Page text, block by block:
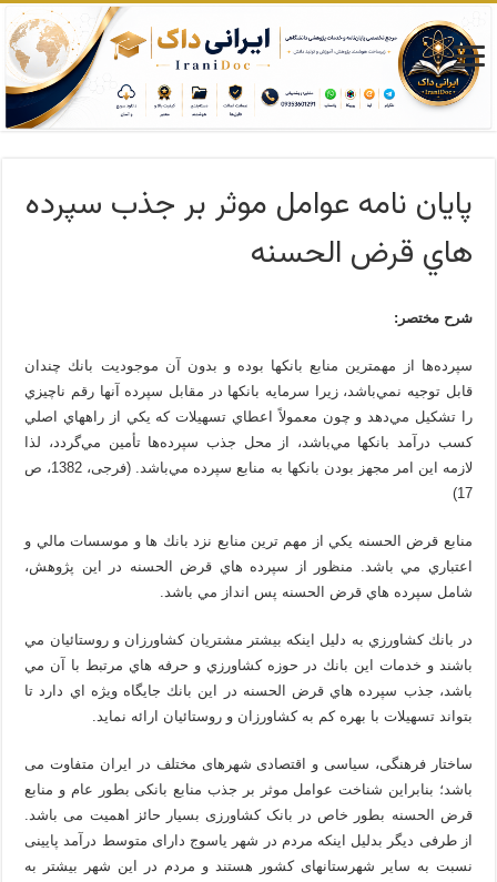
پایان نامه عوامل موثر بر جذب سپرده
هاي قرض الحسنه
شرح مختصر:
سپرده‌ها از مهمترين منابع بانكها بوده و بدون آن موجوديت بانك چندان
قابل توجيه نمي‌باشد، زيرا سرمايه بانكها در مقابل سپرده آنها رقم ناچيزي
را تشكيل مي‌دهد و چون معمولاً اعطاي تسهيلات كه يكي از راههاي اصلي
كسب درآمد بانكها مي‌باشد، از محل جذب سپرده‌ها تأمين مي‌گردد، لذا
لازمه اين امر مجهز بودن بانكها به منابع سپرده مي‌باشد. (فرجی، 1382، ص
17)
منابع قرض الحسنه يكي از مهم ترين منابع نزد بانك ها و موسسات مالي و
اعتباري مي باشد. منظور از سپرده هاي قرض الحسنه در اين پژوهش،
شامل سپرده هاي قرض الحسنه پس انداز مي باشد.
در بانك كشاورزي به دليل اينكه بيشتر مشتريان كشاورزان و روستائيان مي
باشند و خدمات اين بانك در حوزه كشاورزي و حرفه هاي مرتبط با آن مي
باشد، جذب سپرده هاي قرض الحسنه در اين بانك جايگاه ويژه اي دارد تا
بتواند تسهيلات با بهره كم به كشاورزان و روستائيان ارائه نمايد.
ساختار فرهنگی، سیاسی و اقتصادی شهرهای مختلف در ایران متفاوت می
باشد؛ بنابراین شناخت عوامل موثر بر جذب منابع بانکی بطور عام و منابع
قرض الحسنه بطور خاص در بانک کشاورزی بسیار حائز اهمیت می باشد.
از طرفی دیگر بدلیل اینکه مردم در شهر یاسوج دارای متوسط درآمد پایینی
نسبت به سایر شهرستان­های کشور هستند و مردم در این شهر بیشتر به